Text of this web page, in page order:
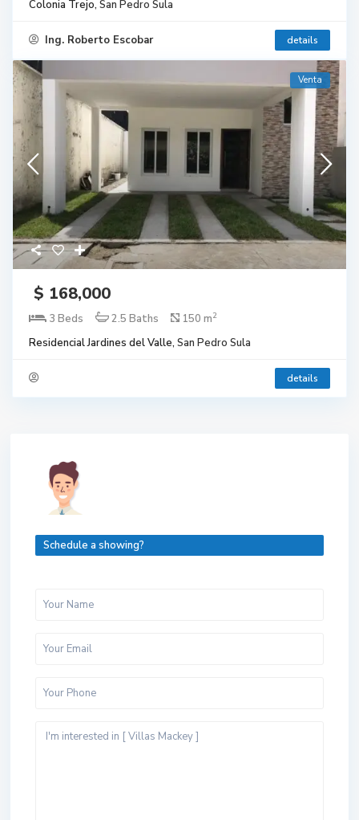
Colonia Trejo, San Pedro Sula
Ing. Roberto Escobar details
Venta
$ 168,000
3 Beds 2.5 Baths 150 m2
Residencial Jardines del Valle, San Pedro Sula
details
Schedule a showing?